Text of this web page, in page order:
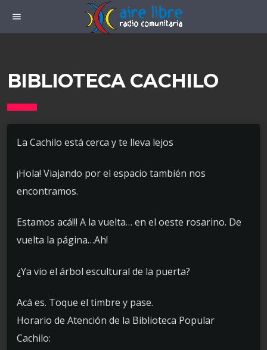
menu
BIBLIOTECA CACHILO
La Cachilo está cerca y te lleva lejos
¡Hola! Viajando por el espacio también nos
encontramos.
Estamos acá!!! A la vuelta… en el oeste rosarino. De
vuelta la página…Ah!
¿Ya vio el árbol escultural de la puerta?
Acá es. Toque el timbre y pase.
Horario de Atención de la Biblioteca Popular
Cachilo: